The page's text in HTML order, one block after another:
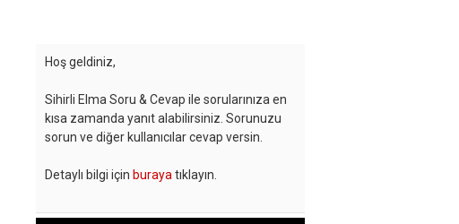
Hoş geldiniz,
Sihirli Elma Soru & Cevap ile sorularınıza en
kısa zamanda yanıt alabilirsiniz. Sorunuzu
sorun ve diğer kullanıcılar cevap versin.
Detaylı bilgi için buraya tıklayın.